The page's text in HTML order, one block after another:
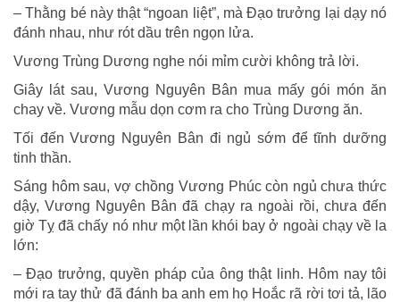
– Thằng bé này thật “ngoan liệt”, mà Đạo trưởng lại dạy nó
đánh nhau, như rót dầu trên ngọn lửa.
Vương Trùng Dương nghe nói mỉm cười không trả lời.
Giây lát sau, Vương Nguyên Bân mua mấy gói món ăn
chay về. Vương mẫu dọn cơm ra cho Trùng Dương ăn.
Tối đến Vương Nguyên Bân đi ngủ sớm để tĩnh dưỡng
tinh thần.
Sáng hôm sau, vợ chồng Vương Phúc còn ngủ chưa thức
dậy, Vương Nguyên Bân đã chạy ra ngoài rồi, chưa đến
giờ Tỵ đã chấy nó như một lần khói bay ở ngoài chạy về la
lớn:
– Đạo trưởng, quyền pháp của ông thật linh. Hôm nay tôi
mới ra tay thử đã đánh ba anh em họ Hoắc rã rời tơi tả, lão